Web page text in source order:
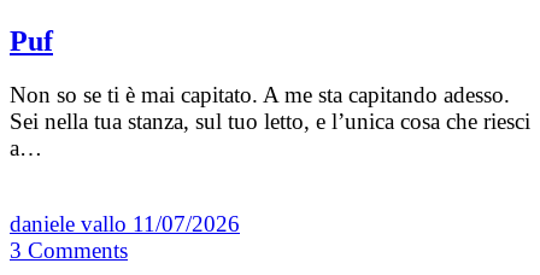
Puf
Non so se ti è mai capitato. A me sta capitando adesso.
Sei nella tua stanza, sul tuo letto, e l’unica cosa che riesci
a…
daniele vallo 11/07/2026
3 Comments